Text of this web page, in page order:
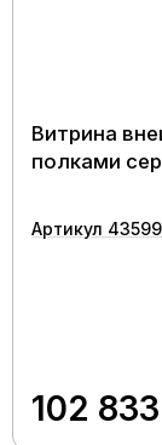
Витрина
полками
Артикул 43599
102 833